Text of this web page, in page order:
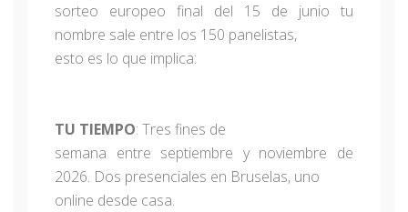
sorteo europeo final del 15 de junio tu
nombre sale entre los 150 panelistas,
esto es lo que implica:
TU TIEMPO: Tres fines de
semana entre septiembre y noviembre de
2026. Dos presenciales en Bruselas, uno
online desde casa.